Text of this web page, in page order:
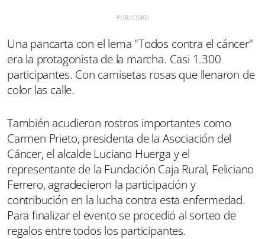
Una pancarta con el lema "Todos contra el cáncer"
era la protagonista de la marcha. Casi 1.300
participantes. Con camisetas rosas que llenaron de
color las calle.
También acudieron rostros importantes como
Carmen Prieto, presidenta de la Asociación del
Cáncer, el alcalde Luciano Huerga y el
representante de la Fundación Caja Rural, Feliciano
Ferrero, agradecieron la participación y
contribución en la lucha contra esta enfermedad.
Para finalizar el evento se procedió al sorteo de
regalos entre todos los participantes.